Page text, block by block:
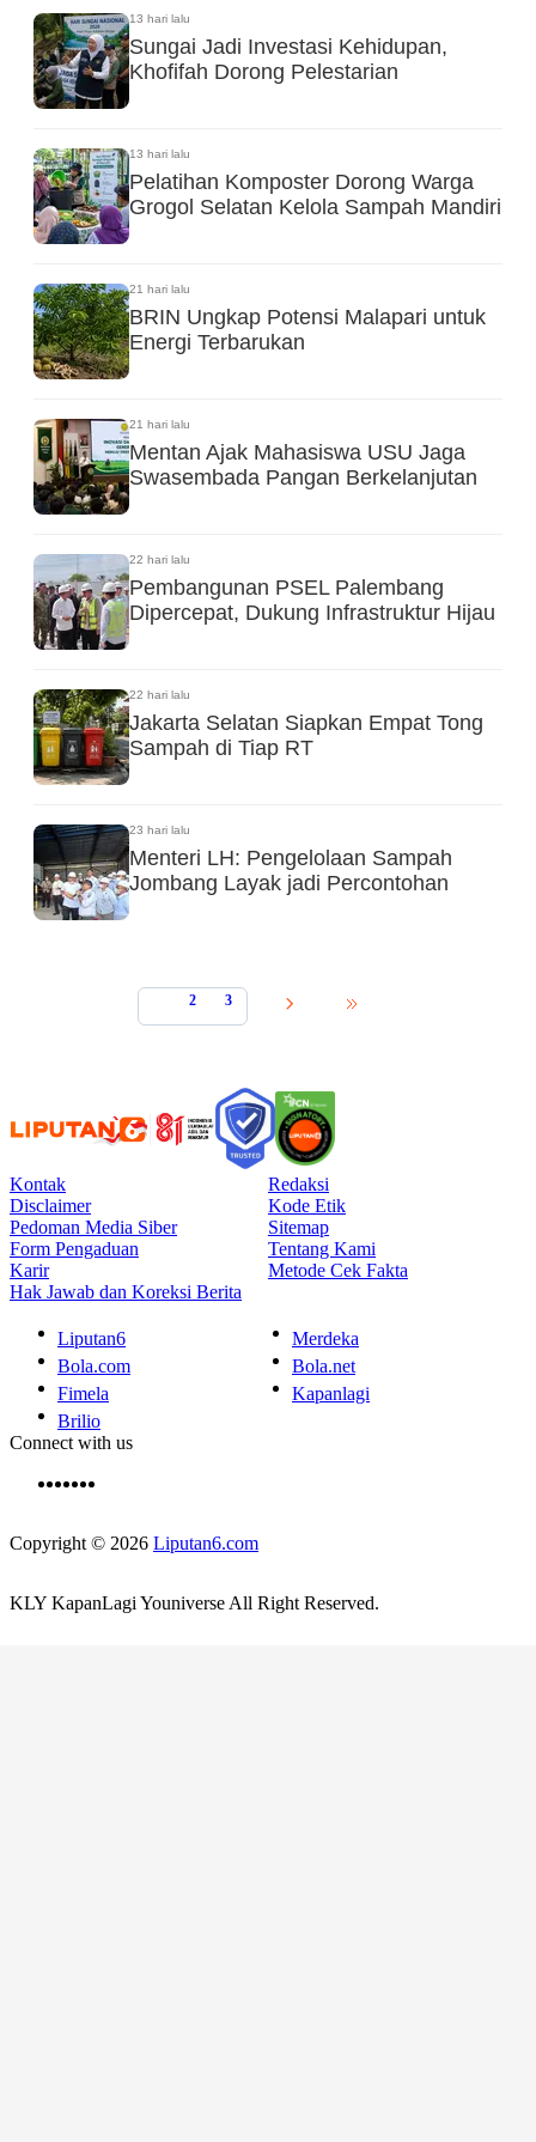
13 hari lalu
Sungai Jadi Investasi Kehidupan,
Khofifah Dorong Pelestarian
13 hari lalu
Pelatihan Komposter Dorong Warga
Grogol Selatan Kelola Sampah Mandiri
21 hari lalu
BRIN Ungkap Potensi Malapari untuk
Energi Terbarukan
21 hari lalu
Mentan Ajak Mahasiswa USU Jaga
Swasembada Pangan Berkelanjutan
22 hari lalu
Pembangunan PSEL Palembang
Dipercepat, Dukung Infrastruktur Hijau
22 hari lalu
Jakarta Selatan Siapkan Empat Tong
Sampah di Tiap RT
23 hari lalu
Menteri LH: Pengelolaan Sampah
Jombang Layak jadi Percontohan
2 3
Kontak
Redaksi
Disclaimer
Kode Etik
Pedoman Media Siber
Sitemap
Form Pengaduan
Tentang Kami
Karir
Metode Cek Fakta
Hak Jawab dan Koreksi Berita
Liputan6
Merdeka
Bola.com
Bola.net
Fimela
Kapanlagi
Brilio
Connect with us
Copyright © 2026 Liputan6.com
KLY KapanLagi Youniverse All Right Reserved.